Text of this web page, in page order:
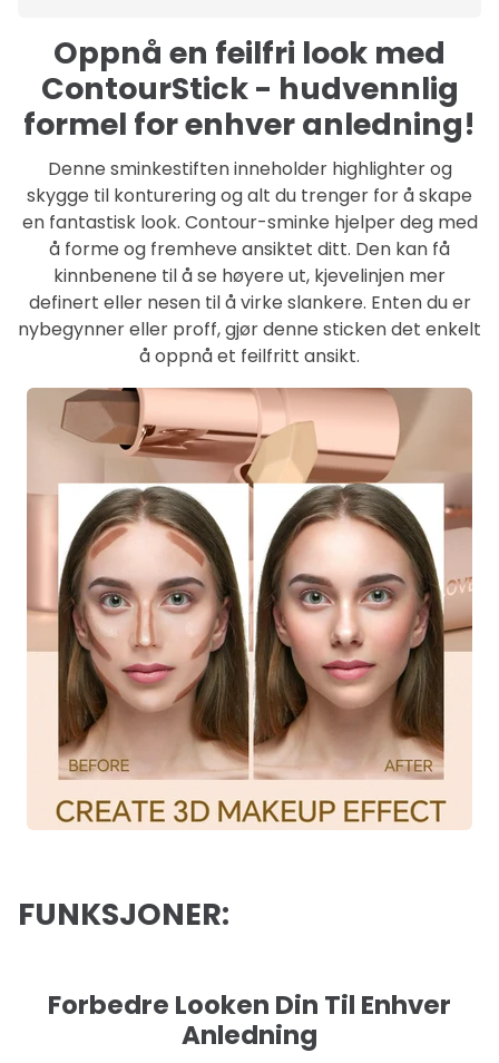
Oppnå en feilfri look med
ContourStick - hudvennlig
formel for enhver anledning!
Denne sminkestiften inneholder highlighter og
skygge til konturering og alt du trenger for å skape
en fantastisk look. Contour-sminke hjelper deg med
å forme og fremheve ansiktet ditt. Den kan få
kinnbenene til å se høyere ut, kjevelinjen mer
definert eller nesen til å virke slankere. Enten du er
nybegynner eller proff, gjør denne sticken det enkelt
å oppnå et feilfritt ansikt.
FUNKSJONER:
Forbedre Looken Din Til Enhver
Anledning